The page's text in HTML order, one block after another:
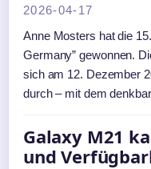
2026-04-17
Anne Mosters hat die
Germany” gewonnen.
sich am 12. Dezember
durch – mit dem
Galaxy M21
und